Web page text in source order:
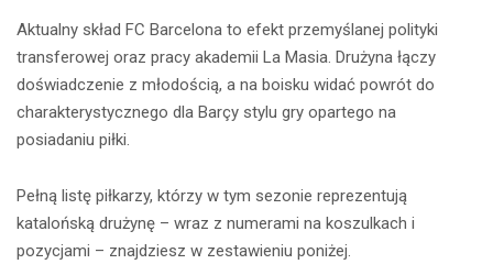
Aktualny skład FC Barcelona to efekt przemyślanej polityki
transferowej oraz pracy akademii La Masia. Drużyna łączy
doświadczenie z młodością, a na boisku widać powrót do
charakterystycznego dla Barçy stylu gry opartego na
posiadaniu piłki.
Pełną listę piłkarzy, którzy w tym sezonie reprezentują
katalońską drużynę – wraz z numerami na koszulkach i
pozycjami – znajdziesz w zestawieniu poniżej.